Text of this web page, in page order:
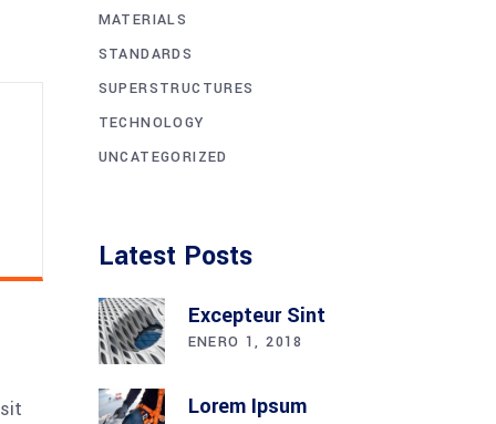
MATERIALS
STANDARDS
SUPERSTRUCTURES
TECHNOLOGY
UNCATEGORIZED
Latest Posts
Excepteur Sint
ENERO 1, 2018
Lorem Ipsum